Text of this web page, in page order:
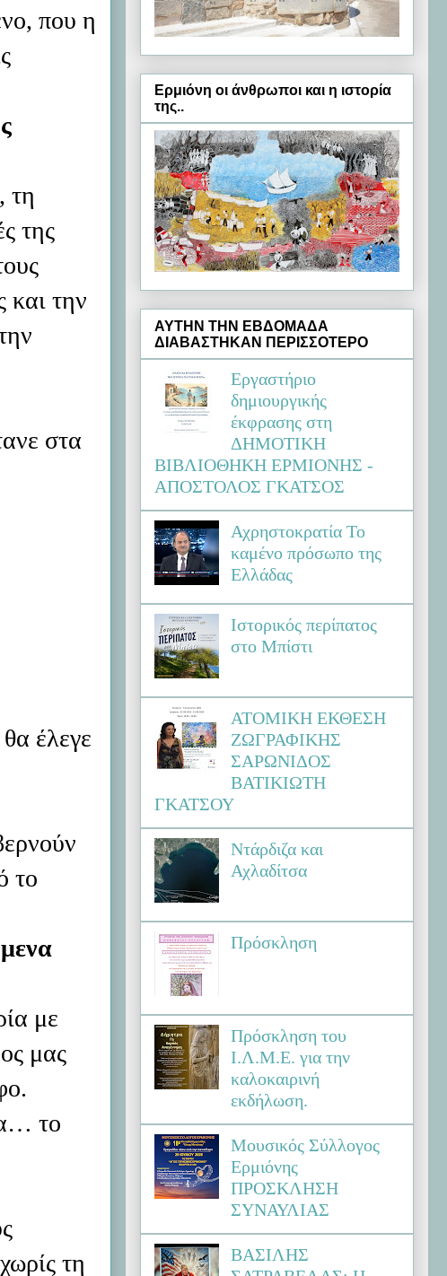
που η
τη
της
και την
στα
έλεγε
το
με
μας
το
τη
Ερμιόνη oι άνθρωποι και η ιστορία
της..
ΑΥΤΗΝ ΤΗΝ ΕΒΔΟΜΑΔΑ
ΔΙΑΒΑΣΤΗΚΑΝ ΠΕΡΙΣΣΟΤΕΡΟ
Εργαστήριο
δημιουργικής
έκφρασης στη
ΔΗΜΟΤΙΚΗ
ΒΙΒΛΙΟΘΗΚΗ ΕΡΜΙΟΝΗΣ -
ΑΠΟΣΤΟΛΟΣ ΓΚΑΤΣΟΣ
Αχρηστοκρατία Το
καμένο πρόσωπο της
Ελλάδας
Ιστορικός περίπατος
στο Μπίστι
ΑΤΟΜΙΚΗ ΕΚΘΕΣΗ
ΖΩΓΡΑΦΙΚΗΣ
ΣΑΡΩΝΙΔΟΣ
ΒΑΤΙΚΙΩΤΗ
ΓΚΑΤΣΟΥ
Ντάρδιζα και
Αχλαδίτσα
Πρόσκληση
Πρόσκληση του
Ι.Λ.Μ.Ε. για την
καλοκαιρινή
εκδήλωση.
Μουσικός Σύλλογος
Ερμιόνης
ΠΡΟΣΚΛΗΣΗ
ΣΥΝΑΥΛΙΑΣ
ΒΑΣΙΛΗΣ